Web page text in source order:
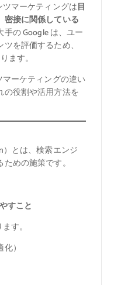
マーケティングは目
密接に関係している
の Google は、ユー
を評価するため、
ます。
ーケティングの違い
の役割や活用方法を
）とは、検索エンジ
めの施策です。
すこと
す。
）